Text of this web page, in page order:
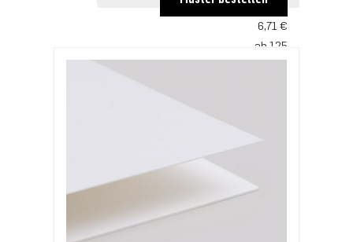
ab 25
6,71 €
ab 125